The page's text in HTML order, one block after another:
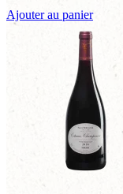
Ajouter au panier